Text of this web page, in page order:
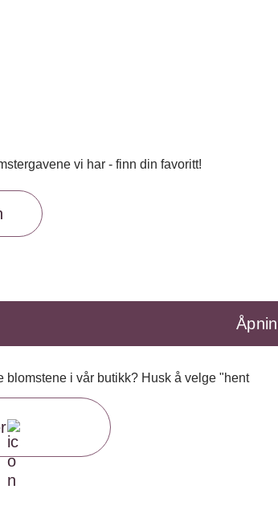
vi har - finn din favoritt!
i vår butikk? Husk å velge "hent